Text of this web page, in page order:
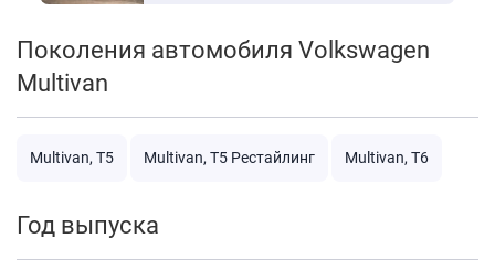
Поколения автомобиля Volkswagen
Multivan
Multivan, T5 Multivan, T5 Рестайлинг Multivan, T6
Год выпуска